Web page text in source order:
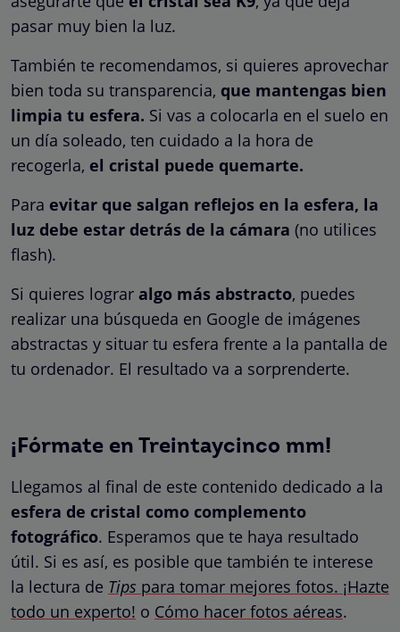
pasar muy bien la luz.
También te recomendamos, si quieres aprovechar
bien toda su transparencia, que mantengas bien
limpia tu esfera. Si vas a colocarla en el suelo en
un día soleado, ten cuidado a la hora de
recogerla, el cristal puede quemarte.
Para evitar que salgan reflejos en la esfera, la
luz debe estar detrás de la cámara (no utilices
flash).
Si quieres lograr algo más abstracto, puedes
realizar una búsqueda en Google de imágenes
abstractas y situar tu esfera frente a la pantalla de
tu ordenador. El resultado va a sorprenderte.
¡Fórmate en Treintaycinco mm!
Llegamos al final de este contenido dedicado a la
esfera de cristal como complemento
fotográfico. Esperamos que te haya resultado
útil. Si es así, es posible que también te interese
la lectura de Tips para tomar mejores fotos. ¡Hazte
todo un experto! o Cómo hacer fotos aéreas.